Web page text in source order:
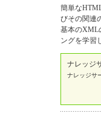
簡単な
びその関連
基本のXML
ングを学習
ナレッジ
ナレッジサ